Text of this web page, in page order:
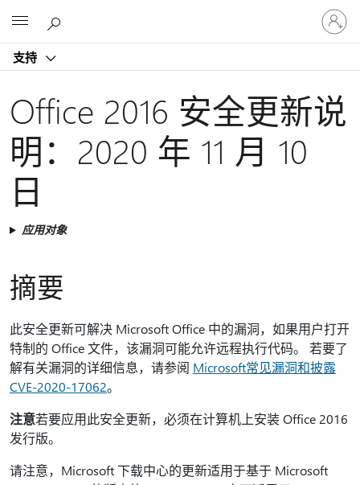
支持
请
登
录
帐
户
Office 2016 安全更新说
明：2020 年 11 月 10
日
应用对象
摘要
此安全更新可解决 Microsoft Office 中的漏洞，如果用户打开
特制的 Office 文件，该漏洞可能允许远程执行代码。 若要了
解有关漏洞的详细信息，请参阅 Microsoft常见漏洞和披露
CVE-2020-17062。
注意若要应用此安全更新，必须在计算机上安装 Office 2016
发行版。
请注意，Microsoft 下载中心的更新适用于基于 Microsoft